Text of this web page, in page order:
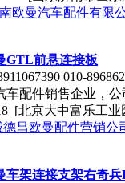
欧曼汽车配件有限
GTL前悬连接板
010-
车配件销售企业，公
[北京大中富乐工业
德昌欧曼配件营销公
车架连接支架右奇